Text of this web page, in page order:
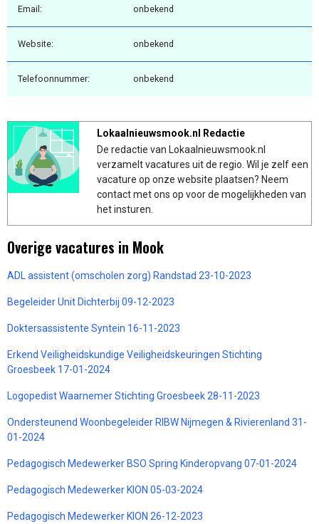
Email: onbekend
Website: onbekend
Telefoonnummer: onbekend
Lokaalnieuwsmook.nl Redactie
De redactie van Lokaalnieuwsmook.nl
verzamelt vacatures uit de regio. Wil je zelf een
vacature op onze website plaatsen? Neem
contact met ons op voor de mogelijkheden van
het insturen.
Overige vacatures in Mook
ADL assistent (omscholen zorg) Randstad 23-10-2023
Begeleider Unit Dichterbij 09-12-2023
Doktersassistente Syntein 16-11-2023
Erkend Veiligheidskundige Veiligheidskeuringen Stichting
Groesbeek 17-01-2024
Logopedist Waarnemer Stichting Groesbeek 28-11-2023
Ondersteunend Woonbegeleider RIBW Nijmegen & Rivierenland 31-
01-2024
Pedagogisch Medewerker BSO Spring Kinderopvang 07-01-2024
Pedagogisch Medewerker KION 05-03-2024
Pedagogisch Medewerker KION 26-12-2023